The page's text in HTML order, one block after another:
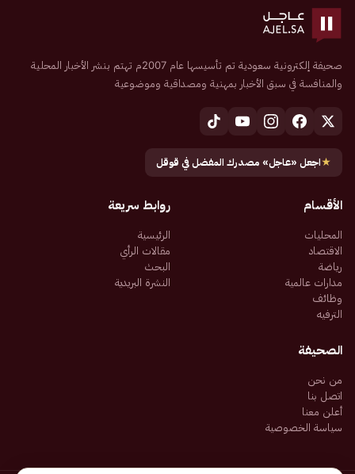
صحيفة إلكترونية سعودية تم تأسيسها عام 2007م تهتم بنشر الأخبار المحلية
والمنافسة في سبق الأخبار بمهنية ومصداقية وموضوعية
★اجعل «عاجل» مصدرك المفضل في قوقل
الأقسام
المحليات
الاقتصاد
رياضة
مدارات عالمية
وظائف
الترفيه
روابط سريعة
الرئيسية
مقالات الرأي
البحث
النشرة البريدية
الصحيفة
من نحن
اتصل بنا
أعلن معنا
سياسة الخصوصية